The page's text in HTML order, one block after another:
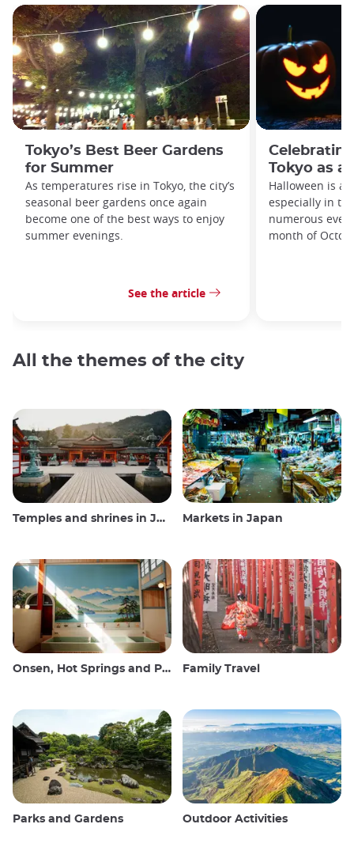
Tokyo’s Best Beer Gardens
for Summer
As temperatures rise in Tokyo, the city’s
seasonal beer gardens once again
become one of the best ways to enjoy
summer evenings.
See the article
Tokyo as
Halloween is a
especially in
numerous
month of
All the themes of the city
Temples and shrines in Japan Markets in Japan
Onsen, Hot Springs and Public Baths Family Travel
Parks and Gardens Outdoor Activities